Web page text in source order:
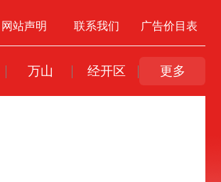
网站声明 联系我们 广告价目表
万山 经开区 更多